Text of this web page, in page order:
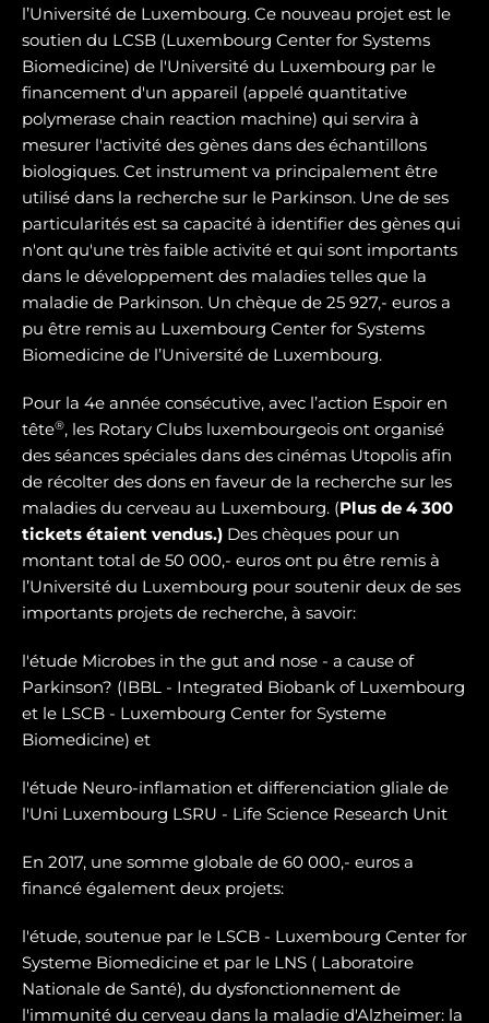
l’Université de Luxembourg. Ce nouveau projet est le
soutien du LCSB (Luxembourg Center for Systems
Biomedicine) de l'Université du Luxembourg par le
financement d'un appareil (appelé quantitative
polymerase chain reaction machine) qui servira à
mesurer l'activité des gènes dans des échantillons
biologiques. Cet instrument va principalement être
utilisé dans la recherche sur le Parkinson. Une de ses
particularités est sa capacité à identifier des gènes qui
n'ont qu'une très faible activité et qui sont importants
dans le développement des maladies telles que la
maladie de Parkinson. Un chèque de 25 927,- euros a
pu être remis au Luxembourg Center for Systems
Biomedicine de l’Université de Luxembourg.
Pour la 4e année consécutive, avec l’action Espoir en
tête®, les Rotary Clubs luxembourgeois ont organisé
des séances spéciales dans des cinémas Utopolis afin
de récolter des dons en faveur de la recherche sur les
maladies du cerveau au Luxembourg. (Plus de 4 300
tickets étaient vendus.) Des chèques pour un
montant total de 50 000,- euros ont pu être remis à
l’Université du Luxembourg pour soutenir deux de ses
importants projets de recherche, à savoir:
l'étude Microbes in the gut and nose - a cause of
Parkinson? (IBBL - Integrated Biobank of Luxembourg
et le LSCB - Luxembourg Center for Systeme
Biomedicine) et
l'étude Neuro-inflamation et differenciation gliale de
l'Uni Luxembourg LSRU - Life Science Research Unit
En 2017, une somme globale de 60 000,- euros a
financé également deux projets:
l'étude, soutenue par le LSCB - Luxembourg Center for
Systeme Biomedicine et par le LNS ( Laboratoire
Nationale de Santé), du dysfonctionnement de
l'immunité du cerveau dans la maladie d'Alzheimer: la